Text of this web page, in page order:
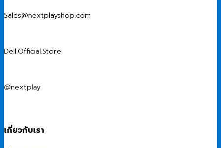
Sales@nextplayshop.com
Dell.Official.Store
@nextplay
เกี่ยวกับเรา